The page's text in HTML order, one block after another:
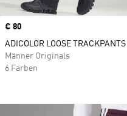
Price
€ 80
ADICOLOR LOOSE TRACKPANTS
Männer Originals
6 Farben